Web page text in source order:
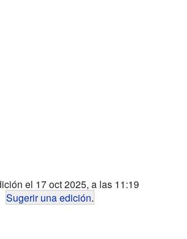
el 17 oct 2025, a las 11:19
Sugerir una edición.